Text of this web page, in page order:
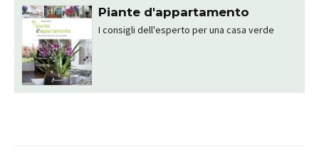
Piante d'appartamento
I consigli dell'esperto per una casa verde